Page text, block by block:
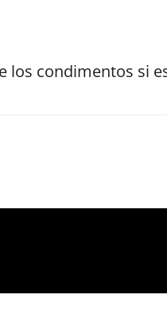
los condimentos si